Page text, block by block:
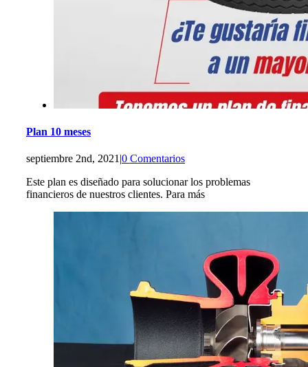
Plan 10 meses
septiembre 2nd, 2021 |0 Comentarios
Este plan es diseñado para solucionar los problemas
financieros de nuestros clientes. Para más